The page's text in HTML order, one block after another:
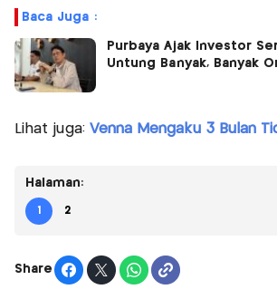
Baca Juga :
Purbaya Ajak Investor
Untung Banyak, Banyak
Lihat juga: Venna Mengaku 3 Bulan
Halaman:
1 2
Share